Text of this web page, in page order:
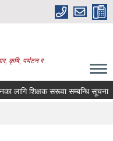
कृषि, पर्यटन र
लागि शिक्षक सरूवा सम्बन्धि सूचना